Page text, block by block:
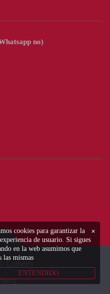
no)
Lurberry
×
cookies para garantizar la
de usuario. Si sigues
en la web asumimos que
las mismas
ENTENDIDO